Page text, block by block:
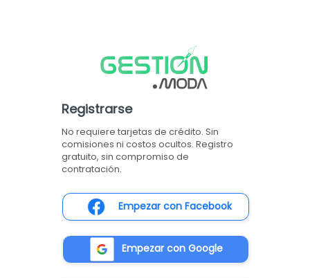
Registrarse
No requiere tarjetas de crédito. Sin
comisiones ni costos ocultos. Registro
gratuito, sin compromiso de
contratación.
Empezar con Facebook
Empezar con Google